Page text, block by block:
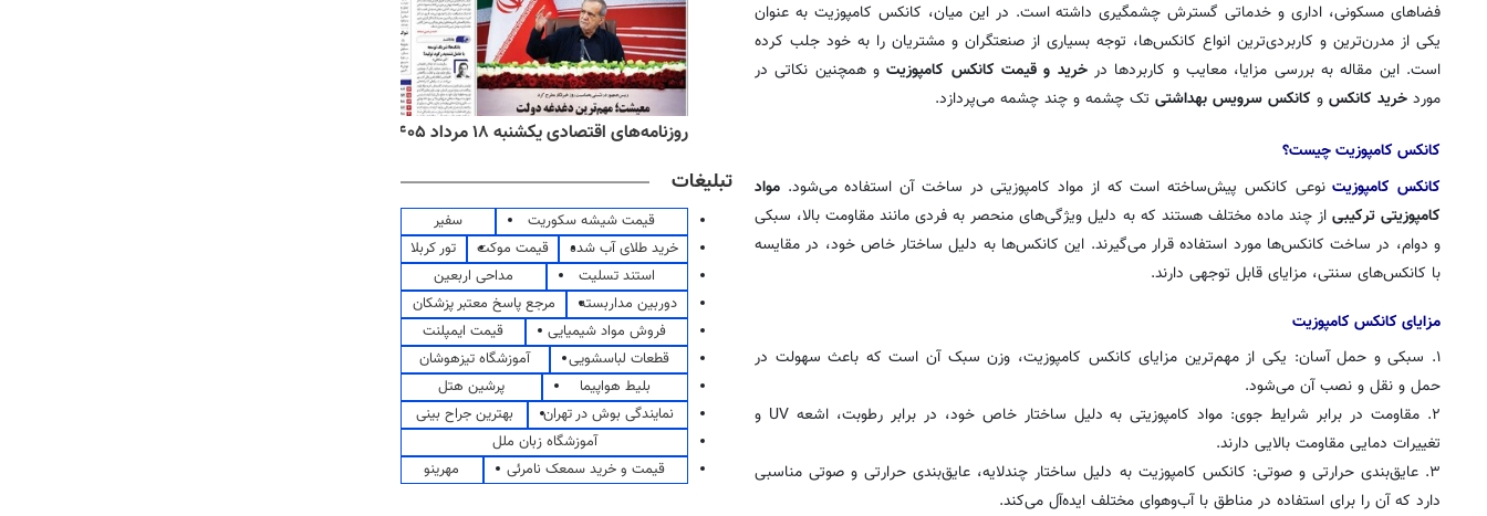
فضاهای مسکونی، اداری و خدماتی گسترش چشمگیری داشته است. در این میان، کانکس کامپوزیت به عنوان
یکی از مدرن‌ترین و کاربردی‌ترین انواع کانکس‌ها، توجه بسیاری از صنعتگران و مشتریان را به خود جلب کرده
است. این مقاله به بررسی مزایا، معایب و کاربردها درخرید و قیمت کانکس کامپوزیتو همچنین نکاتی در
مورد خرید کانکس و کانکس سرویس بهداشتی تک چشمه و چند چشمه می‌پردازد.
کانکس کامپوزیت چیست؟
کانکس کامپوزیتنوعی کانکس پیش‌ساخته است که از مواد کامپوزیتی در ساخت آن استفاده می‌شود. مواد
کامپوزیتی ترکیبی از چند ماده مختلف هستند که به دلیل ویژگی‌های منحصر به فردی مانند مقاومت بالا، سبکی
و دوام، در ساخت کانکس‌ها مورد استفاده قرار می‌گیرند. این کانکس‌ها به دلیل ساختار خاص خود، در مقایسه
با کانکس‌های سنتی، مزایای قابل توجهی دارند.
مزایای کانکس کامپوزیت
۱. سبکی و حمل آسان: یکی از مهم‌ترین مزایای کانکس کامپوزیت، وزن سبک آن است که باعث سهولت در
حمل و نقل و نصب آن می‌شود.
۲. مقاومت در برابر شرایط جوی: مواد کامپوزیتی به دلیل ساختار خاص خود، در برابر رطوبت، اشعه UV و
تغییرات دمایی مقاومت بالایی دارند.
۳. عایق‌بندی حرارتی و صوتی: کانکس کامپوزیت به دلیل ساختار چندلایه، عایق‌بندی حرارتی و صوتی مناسبی
دارد که آن را برای استفاده در مناطق با آب‌وهوای مختلف ایده‌آل می‌کند.
روزنامه‌های اقتصادی یکشنبه ۱۸ مرداد ۱۴۰۵
تبلیغات
قیمت شیشه سکوریت
سفیر
خرید طلای آب شده
قیمت موکت
تور کربلا
استند تسلیت
مداحی اربعین
دوربین مداربسته
مرجع پاسخ معتبر پزشکان
فروش مواد شیمیایی
قیمت ایمپلنت
قطعات لباسشویی
آموزشگاه تیزهوشان
بلیط هواپیما
پرشین هتل
نمایندگی بوش در تهران
بهترین جراح بینی
آموزشگاه زبان ملل
قیمت و خرید سمعک نامرئی
مهرینو